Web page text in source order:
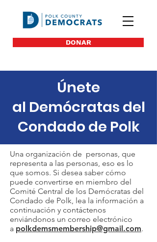
DONAR
Únete
al Demócratas del
Condado de Polk
Una organización de personas, que
representa a las personas, eso es lo
que somos. Si desea saber cómo
puede convertirse en miembro del
Comité Central de los Demócratas del
Condado de Polk, lea la información a
continuación y contáctenos
enviándonos un correo electrónico
a polkdemsmembership@gmail.com.